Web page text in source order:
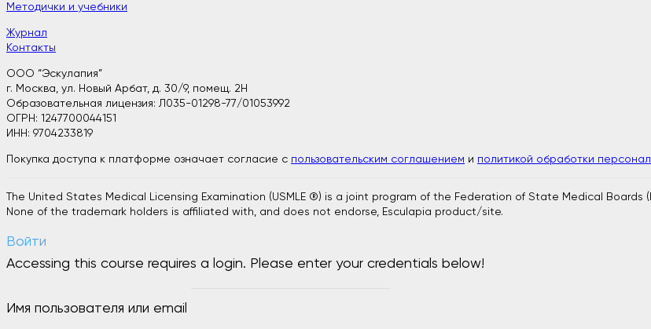
Методички и учебники
Журнал
Контакты
ООО “Эскулапия”
г. Москва, ул. Новый Арбат, д. 30/9, помещ. 2H
Образовательная лицензия: Л035-01298-77/01053992
ОГРН: 1247700044151
ИНН: 9704233819
Покупка доступа к платформе означает согласие с пользовательским соглашением и политикой обработки
The United States Medical Licensing Examination (USMLE ®) is a joint program of the Federation of State Medical Boards
None of the trademark holders is affiliated with, and does not endorse, Esculapia product/site.
Войти
Accessing this course requires a login. Please enter your credentials below!
Имя пользователя или email